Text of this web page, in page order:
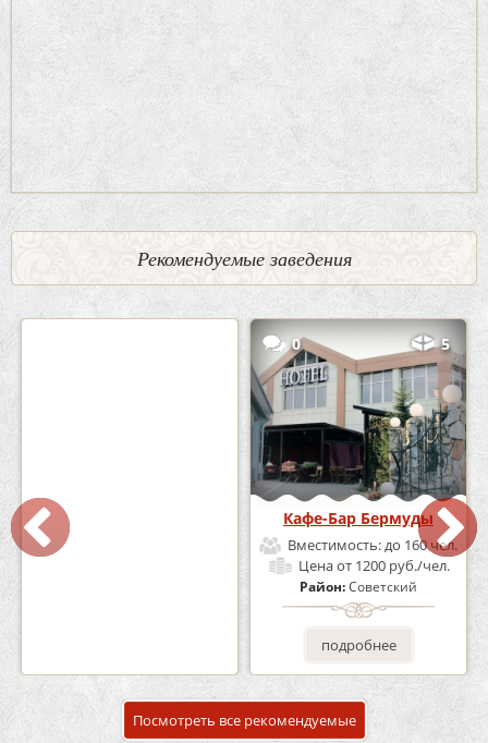
Рекомендуемые заведения
Кафе «Шишка»
Вместимость:
0 5
Кафе-Бар Бермуды
Вместимость:до 160 чел.
Ценаот 1200 руб./чел.
Район:Советский
подробнее
Посмотреть все рекомендуемые